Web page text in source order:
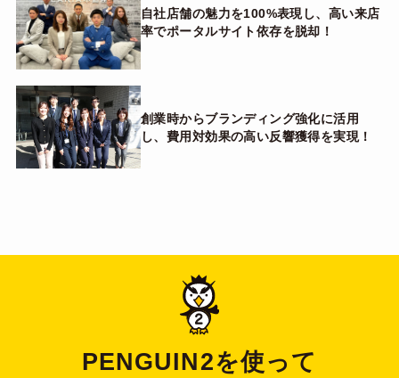
自社店舗の魅力を100%表現し、高い来店
率でポータルサイト依存を脱却！
創業時からブランディング強化に活用
し、費用対効果の高い反響獲得を実現！
PENGUIN2を使って